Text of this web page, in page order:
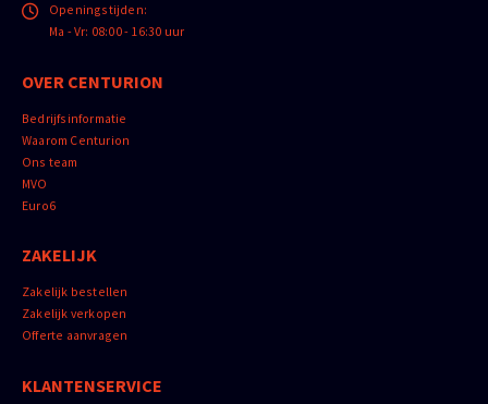
Openingstijden:
Ma - Vr: 08:00 - 16:30 uur
OVER CENTURION
Bedrijfsinformatie
Waarom Centurion
Ons team
MVO
Euro6
ZAKELIJK
Zakelijk bestellen
Zakelijk verkopen
Offerte aanvragen
KLANTENSERVICE